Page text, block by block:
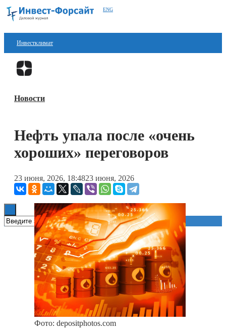
ENG
Инвестклимат
Финансы
Блокчейн
Технологии
Книги
Новости
Нефть упала после «очень
хороших» переговоров
23 июня, 2026, 18:4823 июня, 2026
Фото: depositphotos.com